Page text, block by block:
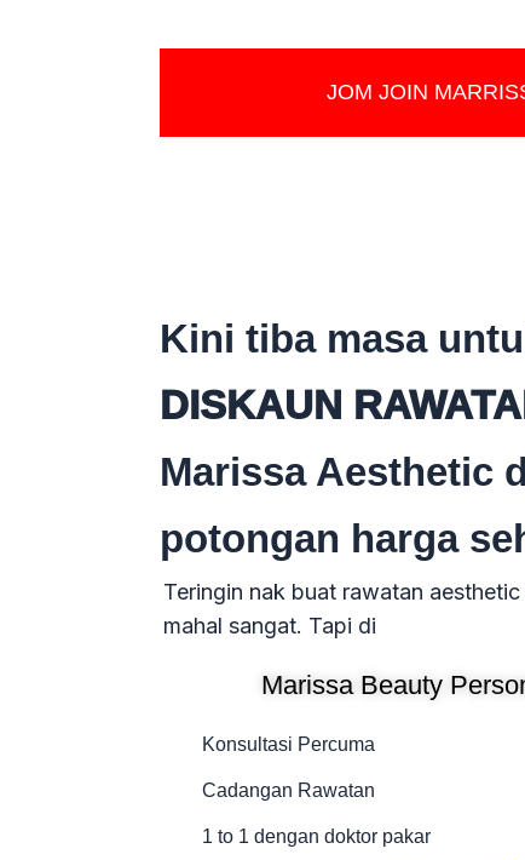
JOM JOIN
Kini tiba masa
DISKAUN
Marissa Aesthetic
potongan harga
Teringin nak buat rawatan
mahal sangat. Tapi di
Marissa Beauty
Konsultasi Percuma
Cadangan Rawatan
1 to 1 dengan doktor pakar